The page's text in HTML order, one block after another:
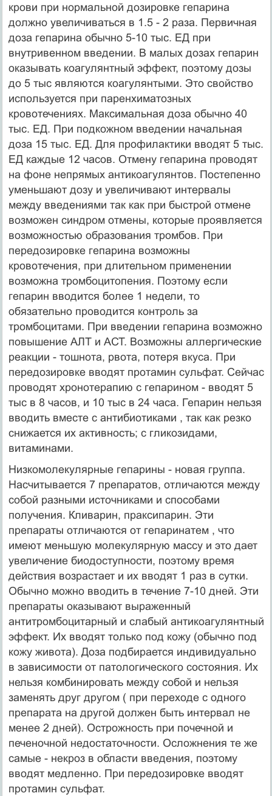
крови при нормальной дозировке гепарина
должно увеличиваться в 1.5 - 2 раза. Первичная
доза гепарина обычно 5-10 тыс. ЕД при
внутривенном введении. В малых дозах гепарин
оказывать коагулянтный эффект, поэтому дозы
до 5 тыс являются коагулянтыми. Это свойство
используется при паренхиматозных
кровотечениях. Максимальная доза обычно 40
тыс. ЕД. При подкожном введении начальная
доза 15 тыс. ЕД. Для профилактики вводят 5 тыс.
ЕД каждые 12 часов. Отмену гепарина проводят
на фоне непрямых антикоагулянтов. Постепенно
уменьшают дозу и увеличивают интервалы
между введениями так как при быстрой отмене
возможен синдром отмены, которые проявляется
возможностью образования тромбов. При
передозировке гепарина возможны
кровотечения, при длительном применении
возможна тромбоцитопения. Поэтому если
гепарин вводится более 1 недели, то
обязательно проводится контроль за
тромбоцитами. При введении гепарина возможно
повышение АЛТ и АСТ. Возможны аллергические
реакции - тошнота, рвота, потеря вкуса. При
передозировке вводят протамин сульфат. Сейчас
проводят хронотерапию с гепарином - вводят 5
тыс в 8 часов, и 10 тыс в 24 часа. Гепарин нельзя
вводить вместе с антибиотиками , так как резко
снижается их активность; с гликозидами,
витаминами.
Низкомолекулярные гепарины - новая группа.
Насчитывается 7 препаратов, отличаются между
собой разными источниками и способами
получения. Кливарин, праксипарин. Эти
препараты отличаются от гепаринатем , что
имеют меньшую молекулярную массу и это дает
увеличение биодоступности, поэтому время
действия возрастает и их вводят 1 раз в сутки.
Обычно можно вводить в течение 7-10 дней. Эти
препараты оказывают выраженный
антитромбоцитарный и слабый антикоагулянтный
эффект. Их вводят только под кожу (обычно под
кожу живота). Доза подбирается индивидуально
в зависимости от патологического состояния. Их
нельзя комбинировать между собой и нельзя
заменять друг другом ( при переходе с одного
препарата на другой должен быть интервал не
менее 2 дней). Острожность при почечной и
печеночной недостаточности. Осложнения те же
самые - некроз в области введения, поэтому
вводят медленно. При передозировке вводят
протамин сульфат.